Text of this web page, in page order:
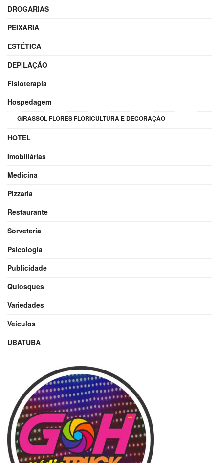
DROGARIAS
PEIXARIA
ESTÉTICA
DEPILAÇÃO
Fisioterapia
Hospedagem
GIRASSOL FLORES FLORICULTURA E DECORAÇÃO
HOTEL
Imobiliárias
Medicina
Pizzaria
Restaurante
Sorveteria
Psicologia
Publicidade
Quiosques
Variedades
Veículos
UBATUBA